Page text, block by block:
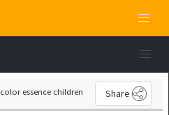
color essence children Share